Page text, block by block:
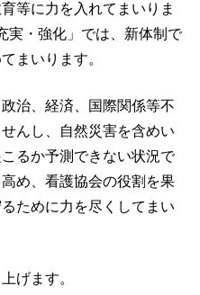
等に力を入れてまいりま
実・強化」では、新体制で
まいります。
治、経済、国際関係等不
んし、自然災害を含めい
るか予測できない状況で
め、看護協会の役割を果
ために力を尽くしてまい
げます。